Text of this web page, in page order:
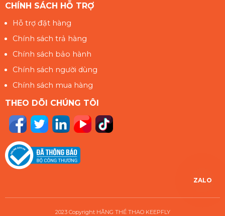
CHÍNH SÁCH HỖ TRỢ
Hỗ trợ đặt hàng
Chính sách trả hàng
Chính sách bảo hành
Chính sách người dùng
Chính sách mua hàng
THEO DÕI CHÚNG TÔI
2023 Copyright HÃNG THỂ THAO KEEPFLY
ZALO